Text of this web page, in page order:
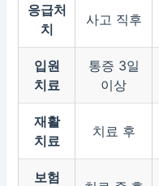
응급처
치
사고 직후
입원
치료
통증 3일
이상
재활
치료
치료 후
보험